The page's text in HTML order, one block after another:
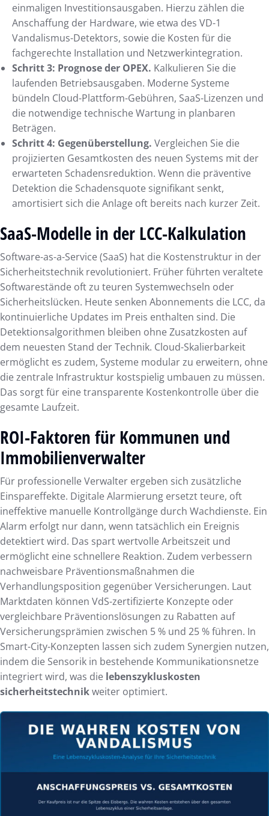
einmaligen Investitionsausgaben. Hierzu zählen die
Anschaffung der Hardware, wie etwa des VD-1
Vandalismus-Detektors, sowie die Kosten für die
fachgerechte Installation und Netzwerkintegration.
Schritt 3: Prognose der OPEX. Kalkulieren Sie die
laufenden Betriebsausgaben. Moderne Systeme
bündeln Cloud-Plattform-Gebühren, SaaS-Lizenzen und
die notwendige technische Wartung in planbaren
Beträgen.
Schritt 4: Gegenüberstellung. Vergleichen Sie die
projizierten Gesamtkosten des neuen Systems mit der
erwarteten Schadensreduktion. Wenn die präventive
Detektion die Schadensquote signifikant senkt,
amortisiert sich die Anlage oft bereits nach kurzer Zeit.
SaaS-Modelle in der LCC-Kalkulation
Software-as-a-Service (SaaS) hat die Kostenstruktur in der
Sicherheitstechnik revolutioniert. Früher führten veraltete
Softwarestände oft zu teuren Systemwechseln oder
Sicherheitslücken. Heute senken Abonnements die LCC, da
kontinuierliche Updates im Preis enthalten sind. Die
Detektionsalgorithmen bleiben ohne Zusatzkosten auf
dem neuesten Stand der Technik. Cloud-Skalierbarkeit
ermöglicht es zudem, Systeme modular zu erweitern, ohne
die zentrale Infrastruktur kostspielig umbauen zu müssen.
Das sorgt für eine transparente Kostenkontrolle über die
gesamte Laufzeit.
ROI-Faktoren für Kommunen und
Immobilienverwalter
Für professionelle Verwalter ergeben sich zusätzliche
Einspareffekte. Digitale Alarmierung ersetzt teure, oft
ineffektive manuelle Kontrollgänge durch Wachdienste. Ein
Alarm erfolgt nur dann, wenn tatsächlich ein Ereignis
detektiert wird. Das spart wertvolle Arbeitszeit und
ermöglicht eine schnellere Reaktion. Zudem verbessern
nachweisbare Präventionsmaßnahmen die
Verhandlungsposition gegenüber Versicherungen. Laut
Marktdaten können VdS-zertifizierte Konzepte oder
vergleichbare Präventionslösungen zu Rabatten auf
Versicherungsprämien zwischen 5 % und 25 % führen. In
Smart-City-Konzepten lassen sich zudem Synergien nutzen,
indem die Sensorik in bestehende Kommunikationsnetze
integriert wird, was die lebenszykluskosten
sicherheitstechnikweiter optimiert.